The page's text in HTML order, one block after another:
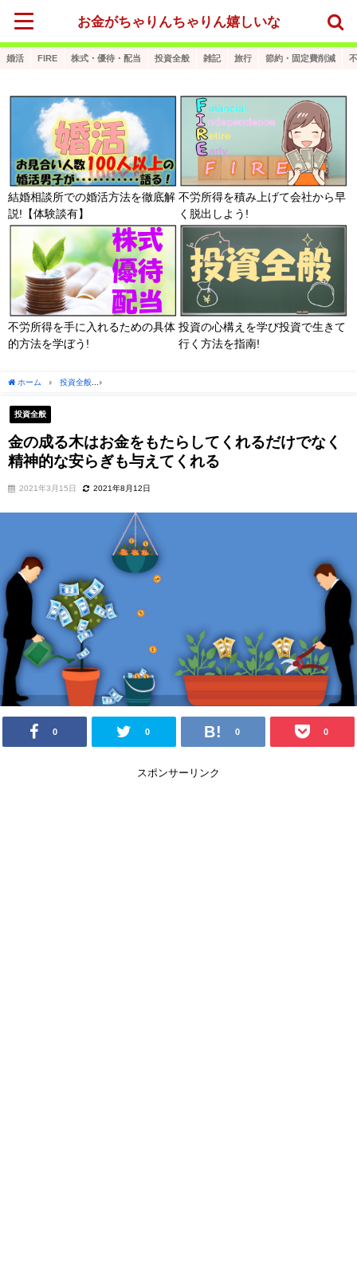
お金がちゃりんちゃりん嬉しいな
婚活 FIRE 株式・優待・配当 投資全般 雑記 旅行 節約・固定費削減
結婚相談所での婚活方法を徹底解
説!【体験談有】
不労所得を積み上げて会社から早
く脱出しよう!
不労所得を手に入れるための具体
的方法を学ぼう!
投資の心構えを学び投資で生きて
行く方法を指南!
ホーム 投資全般
投資全般
金の成る木はお金をもたらしてくれるだけでなく
精神的な安らぎも与えてくれる
2021年3月15日 2021年8月12日
0 0 0 0
スポンサーリンク